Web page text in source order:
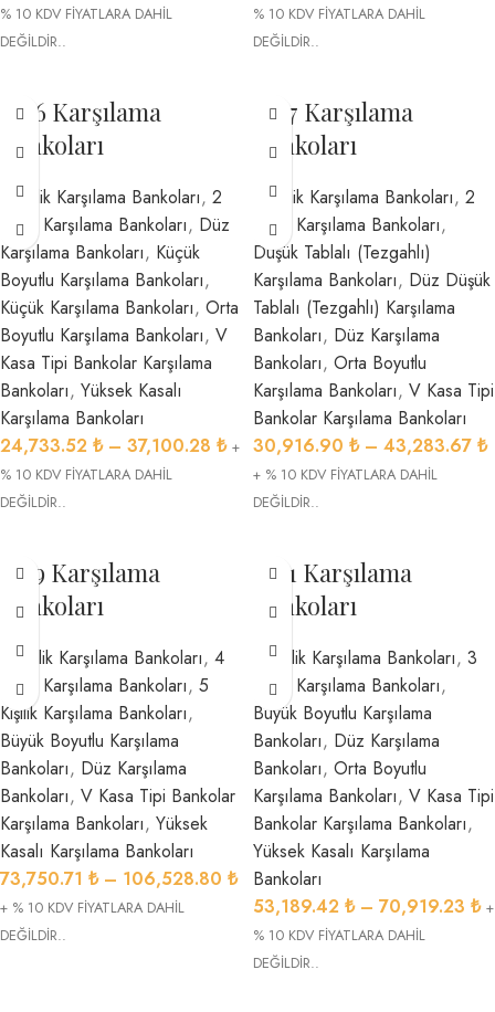
% 10 KDV FİYATLARA DAHİL
DEĞİLDİR..
% 10 KDV FİYATLARA DAHİL
DEĞİLDİR..
1626 Karşılama
Bankoları
1 Kişilik Karşılama Bankoları, 2
Kişilik Karşılama Bankoları, Düz
Karşılama Bankoları, Küçük
Boyutlu Karşılama Bankoları,
Küçük Karşılama Bankoları, Orta
Boyutlu Karşılama Bankoları, V
Kasa Tipi Bankolar Karşılama
Bankoları, Yüksek Kasalı
Karşılama Bankoları
24,733.52 ₺ – 37,100.28 ₺ +
% 10 KDV FİYATLARA DAHİL
DEĞİLDİR..
1627 Karşılama
Bankoları
1 Kişilik Karşılama Bankoları, 2
Kişilik Karşılama Bankoları,
Düşük Tablalı (Tezgahlı)
Karşılama Bankoları, Düz Düşük
Tablalı (Tezgahlı) Karşılama
Bankoları, Düz Karşılama
Bankoları, Orta Boyutlu
Karşılama Bankoları, V Kasa Tipi
Bankolar Karşılama Bankoları
30,916.90 ₺ – 43,283.67 ₺
+ % 10 KDV FİYATLARA DAHİL
DEĞİLDİR..
1679 Karşılama
Bankoları
3 Kişilik Karşılama Bankoları, 4
Kişilik Karşılama Bankoları, 5
Kişilik Karşılama Bankoları,
Büyük Boyutlu Karşılama
Bankoları, Düz Karşılama
Bankoları, V Kasa Tipi Bankolar
Karşılama Bankoları, Yüksek
Kasalı Karşılama Bankoları
73,750.71 ₺ – 106,528.80 ₺
+ % 10 KDV FİYATLARA DAHİL
DEĞİLDİR..
1691 Karşılama
Bankoları
2 Kişilik Karşılama Bankoları, 3
Kişilik Karşılama Bankoları,
Büyük Boyutlu Karşılama
Bankoları, Düz Karşılama
Bankoları, Orta Boyutlu
Karşılama Bankoları, V Kasa Tipi
Bankolar Karşılama Bankoları,
Yüksek Kasalı Karşılama
Bankoları
53,189.42 ₺ – 70,919.23 ₺ +
% 10 KDV FİYATLARA DAHİL
DEĞİLDİR..